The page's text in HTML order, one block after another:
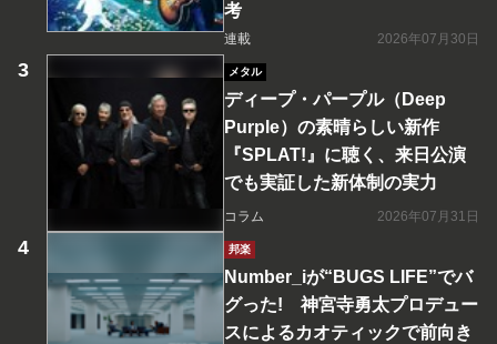
考
連載 2026年07月30日
メタル
ディープ・パープル（Deep
Purple）の素晴らしい新作
『SPLAT!』に聴く、来日公演
でも実証した新体制の実力
コラム 2026年07月31日
邦楽
Number_iが“BUGS LIFE”でバ
グった! 神宮寺勇太プロデュー
スによるカオティックで前向き